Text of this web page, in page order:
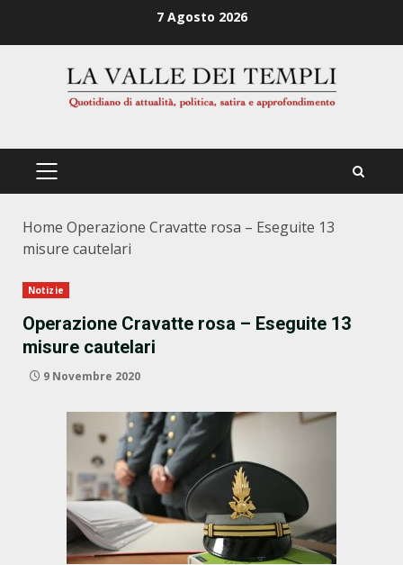
7 Agosto 2026
PRIMÄRES
Home Operazione Cravatte rosa – Eseguite 13
misure cautelari
Notizie
Operazione Cravatte rosa – Eseguite 13
misure cautelari
9 Novembre 2020